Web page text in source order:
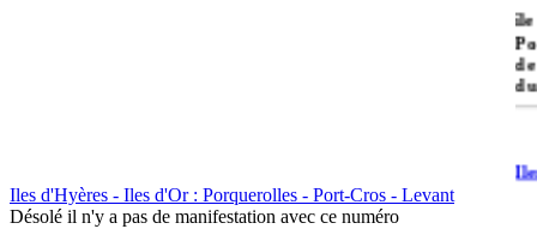
île
Iles d'Hyères - Iles d'Or : Porquerolles - Port-Cros - Levant
Désolé il n'y a pas de manifestation avec ce numéro